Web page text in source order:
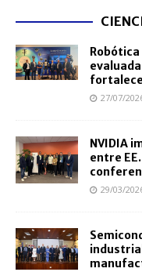
27/07/
NVIDIA
entre
29/03/